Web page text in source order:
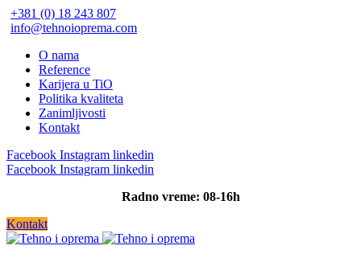
+381 (0) 18 243 807
info@tehnoioprema.com
O nama
Reference
Karijera u TiO
Politika kvaliteta
Zanimljivosti
Kontakt
Facebook Instagram linkedin
Facebook Instagram linkedin
Radno vreme: 08-16h
Kontakt